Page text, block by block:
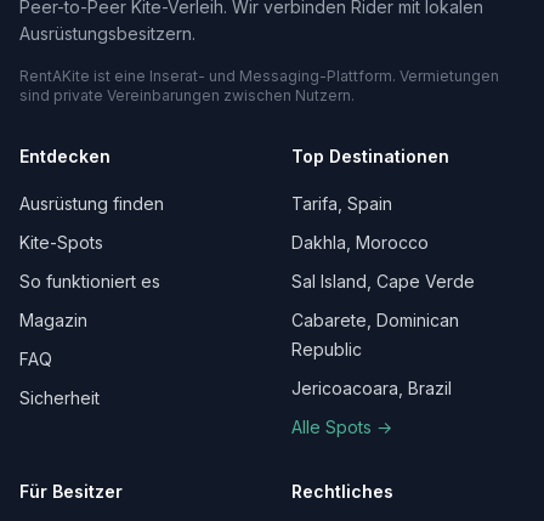
Peer-to-Peer Kite-Verleih. Wir verbinden Rider mit lokalen
Ausrüstungsbesitzern.
RentAKite ist eine Inserat- und Messaging-Plattform. Vermietungen
sind private Vereinbarungen zwischen Nutzern.
Entdecken
Ausrüstung finden
Kite-Spots
So funktioniert es
Magazin
FAQ
Sicherheit
Top Destinationen
Tarifa, Spain
Dakhla, Morocco
Sal Island, Cape Verde
Cabarete, Dominican
Republic
Jericoacoara, Brazil
Alle Spots →
Für Besitzer Rechtliches